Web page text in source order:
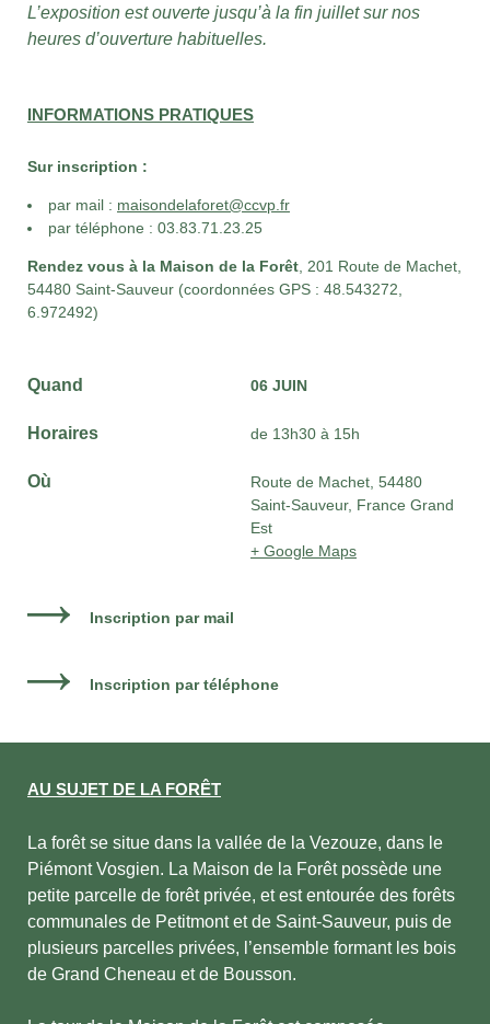
L’exposition est ouverte jusqu’à la fin juillet sur nos
heures d’ouverture habituelles.
INFORMATIONS PRATIQUES
Sur inscription :
par mail : maisondelaforet@ccvp.fr
par téléphone : 03.83.71.23.25
Rendez vous à la Maison de la Forêt, 201 Route de Machet,
54480 Saint-Sauveur (coordonnées GPS : 48.543272,
6.972492)
Quand 06 JUIN
Horaires de 13h30 à 15h
Où
Route de Machet, 54480
Saint-Sauveur, France Grand
Est
+ Google Maps
Inscription par mail
Inscription par téléphone
AU SUJET DE LA FORÊT
La forêt se situe dans la vallée de la Vezouze, dans le
Piémont Vosgien. La Maison de la Forêt possède une
petite parcelle de forêt privée, et est entourée des forêts
communales de Petitmont et de Saint-Sauveur, puis de
plusieurs parcelles privées, l’ensemble formant les bois
de Grand Cheneau et de Bousson.